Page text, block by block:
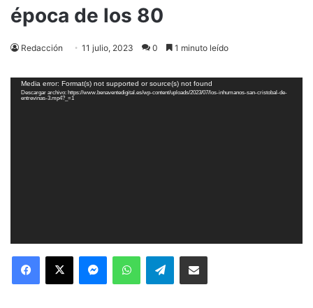
época de los 80
Redacción 11 julio, 2023 0 1 minuto leído
Reproductor
vídeo
Media error: Format(s) not supported or source(s) not found
Descargar archivo: https://www.benaventedigital.es/wp-content/uploads/2023/07/los-inhumanos-san-cristobal-de-
entrevinas-3.mp4?_=1
Facebook
X MessengerWhatsAppTelegramCompartir via Email